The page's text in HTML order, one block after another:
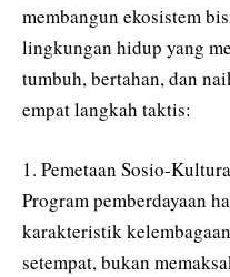
membangun ekosistem
lingkungan hidup yang
tumbuh, bertahan, dan
empat langkah taktis:
1. Pemetaan Sosio-
Program pemberdayaan
karakteristik
setempat, bukan